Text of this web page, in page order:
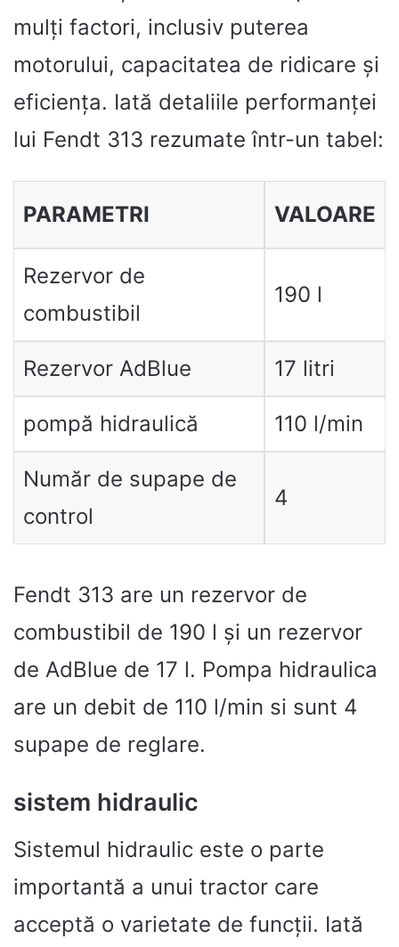
mulți factori, inclusiv puterea
motorului, capacitatea de ridicare și
eficiența. Iată detaliile performanței
lui Fendt 313 rezumate într-un tabel:
PARAMETRI VALOARE
Rezervor de
combustibil
190 l
Rezervor AdBlue 17 litri
pompă hidraulică 110 l/min
Număr de supape de
control
4
Fendt 313 are un rezervor de
combustibil de 190 l și un rezervor
de AdBlue de 17 l. Pompa hidraulica
are un debit de 110 l/min si sunt 4
supape de reglare.
sistem hidraulic
Sistemul hidraulic este o parte
importantă a unui tractor care
acceptă o varietate de funcții. Iată